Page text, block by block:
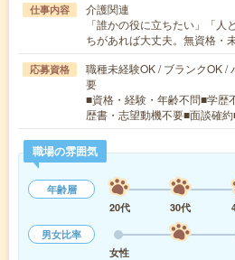
仕事内容
介護関連
「誰かの役に立ちたい」「
ちがあれば大丈夫。無資格・
応募資格
職種未経験OK / ブランクOK /
要
■資格・経験・年齢不問■学歴
歴書・志望動機不要■面談確
職場の雰囲気
年齢層
20代
30代
男女比率
女性